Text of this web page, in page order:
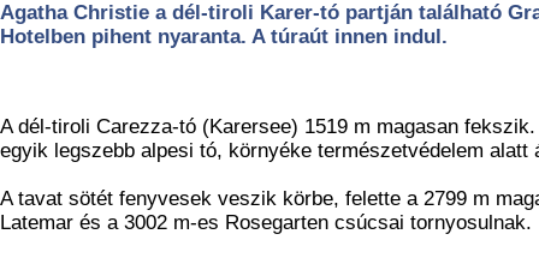
Agatha Christie a dél-tiroli Karer-tó partján található
Hotelben pihent nyaranta. A túraút innen indul.
A dél-tiroli Carezza-tó (Karersee) 1519 m magasan
egyik legszebb alpesi tó, környéke természetvédelem alatt
A tavat sötét fenyvesek veszik körbe, felette a 2799 m
Latemar és a 3002 m-es Rosegarten csúcsai tornyosulnak.